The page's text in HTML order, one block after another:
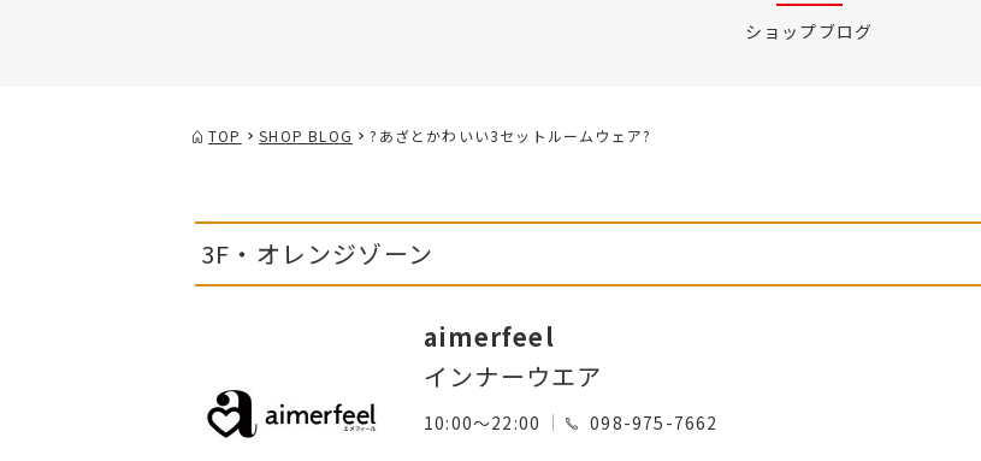
ショップブログ
TOP SHOP BLOG ?あざとかわいい3セットルームウェア?
3F・オレンジゾーン
aimerfeel
インナーウエア
10:00～22:00 098-975-7662